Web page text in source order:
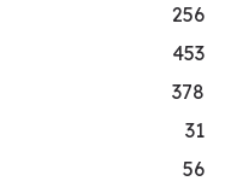
256
453
378
31
56